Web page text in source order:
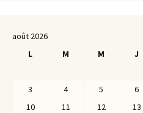
août 2026
L
M M J
3
4 5 6
10
11 12 13